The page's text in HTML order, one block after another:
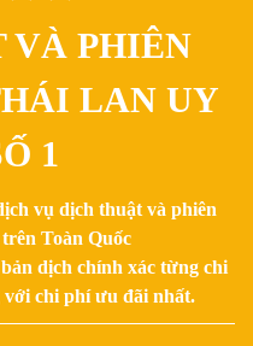
VÀ PHIÊN
LAN UY
1
vụ dịch thuật và phiên
Toàn Quốc
dịch chính xác từng chi
với chi phí ưu đãi nhất.